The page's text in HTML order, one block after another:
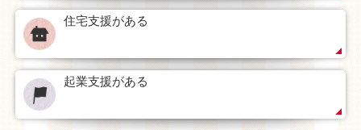
18歳までの医療費全額助成、保育料の軽減、妊産婦応援
給付金、妊産婦サポートタクシー利用助成券交付、妊婦宿
泊費等助成等、幅広い支援を行っています。
また、四季折々の表情が楽しめる豊かな自然や温泉、キ
ャンプ場やバンガロー等の施設がある公園、様々なスポー
住宅支援がある
起業支援がある